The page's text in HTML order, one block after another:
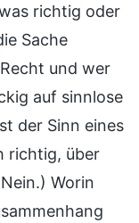
richtig oder
Sache
und wer
auf sinnlose
der Sinn eines
richtig, über
Worin